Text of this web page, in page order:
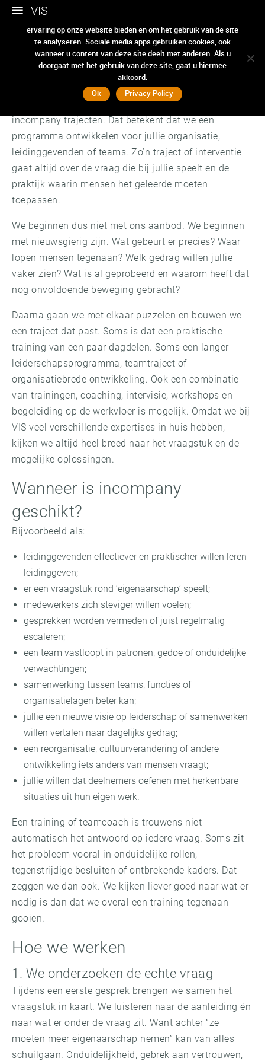
VIS
Incompany bij VIS
Er ligt niks ‘op de plank’
De hoofdmoot van wat we doen bij VIS bestaat uit
incompany trajecten. Dat betekent dat we een
programma ontwikkelen voor jullie organisatie,
leidinggevenden of teams. Zo’n traject of interventie
gaat altijd over de vraag die bij jullie speelt en de
praktijk waarin mensen het geleerde moeten
toepassen.
We beginnen dus niet met ons aanbod. We beginnen
met nieuwsgierig zijn. Wat gebeurt er precies? Waar
lopen mensen tegenaan? Welk gedrag willen jullie
vaker zien? Wat is al geprobeerd en waarom heeft dat
nog onvoldoende beweging gebracht?
Daarna gaan we met elkaar puzzelen en bouwen we
een traject dat past. Soms is dat een praktische
training van een paar dagdelen. Soms een langer
leiderschapsprogramma, teamtraject of
organisatiebrede ontwikkeling. Ook een combinatie
van trainingen, coaching, intervisie, workshops en
begeleiding op de werkvloer is mogelijk. Omdat we bij
VIS veel verschillende expertises in huis hebben,
kijken we altijd heel breed naar het vraagstuk en de
mogelijke oplossingen.
Wanneer is incompany
geschikt?
Bijvoorbeeld als:
leidinggevenden effectiever en praktischer willen leren
leidinggeven;
er een vraagstuk rond ‘eigenaarschap’ speelt;
medewerkers zich steviger willen voelen;
gesprekken worden vermeden of juist regelmatig
escaleren;
een team vastloopt in patronen, gedoe of onduidelijke
verwachtingen;
samenwerking tussen teams, functies of
organisatielagen beter kan;
jullie een nieuwe visie op leiderschap of samenwerken
willen vertalen naar dagelijks gedrag;
een reorganisatie, cultuurverandering of andere
ontwikkeling iets anders van mensen vraagt;
jullie willen dat deelnemers oefenen met herkenbare
situaties uit hun eigen werk.
Een training of teamcoach is trouwens niet
automatisch het antwoord op iedere vraag. Soms zit
het probleem vooral in onduidelijke rollen,
tegenstrijdige besluiten of ontbrekende kaders. Dat
zeggen we dan ook. We kijken liever goed naar wat er
nodig is dan dat we overal een training tegenaan
gooien.
Hoe we werken
1. We onderzoeken de echte vraag
Tijdens een eerste gesprek brengen we samen het
vraagstuk in kaart. We luisteren naar de aanleiding én
naar wat er onder de vraag zit. Want achter “ze
moeten meer eigenaarschap nemen” kan van alles
schuilgaan. Onduidelijkheid, gebrek aan vertrouwen,
Wij gebruiken cookies om ervoor te zorgen dat we u de beste
ervaring op onze website bieden en om het gebruik van de site
te analyseren. Sociale media apps gebruiken cookies, ook
wanneer u content van deze site deelt met anderen. Als u
doorgaat met het gebruik van deze site, gaat u hiermee
akkoord.
Ok
Privacy Policy